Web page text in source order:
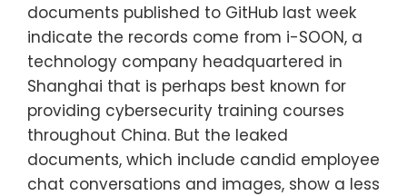
documents published to GitHub last week
indicate the records come from i-SOON, a
technology company headquartered in
Shanghai that is perhaps best known for
providing cybersecurity training courses
throughout China. But the leaked
documents, which include candid employee
chat conversations and images, show a less